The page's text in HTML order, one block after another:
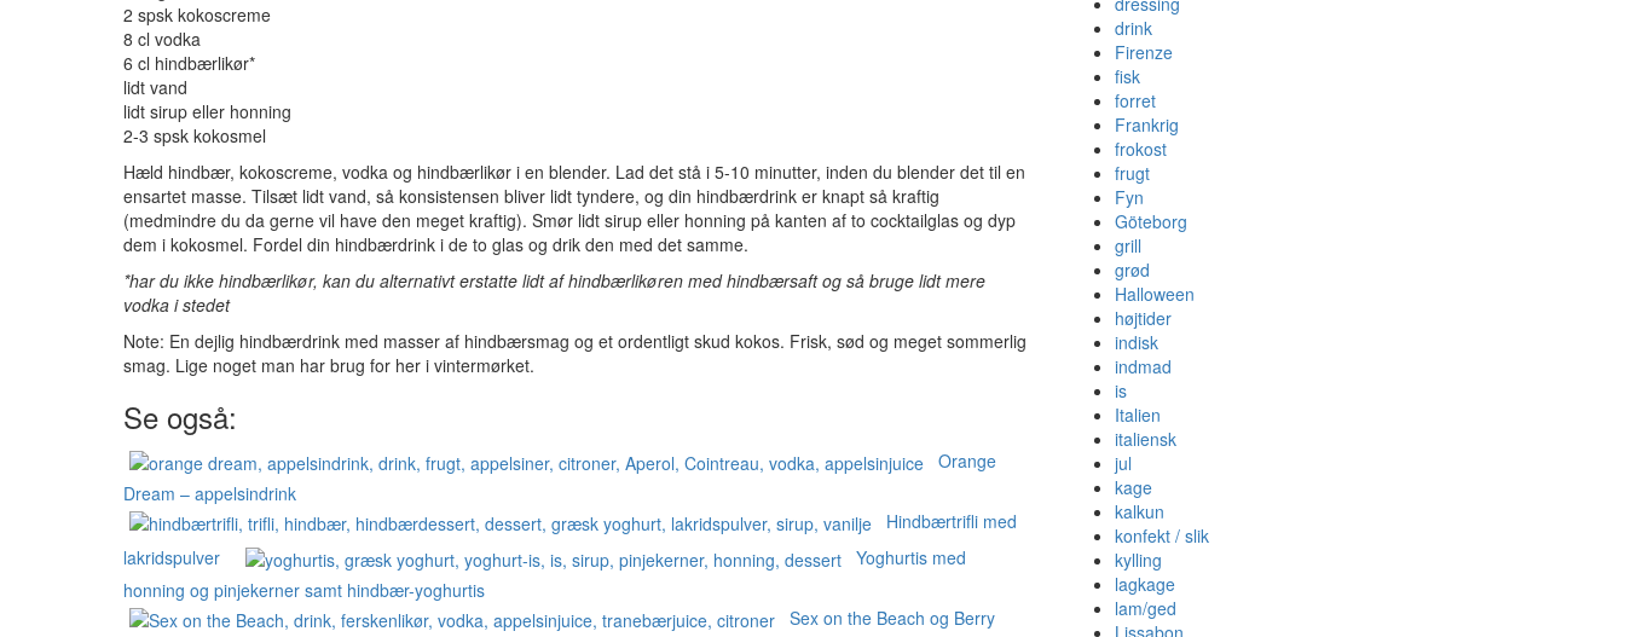
2 spsk kokoscreme
8 cl vodka
6 cl hindbærlikør*
lidt vand
lidt sirup eller honning
2-3 spsk kokosmel
Hæld hindbær, kokoscreme, vodka og hindbærlikør i en blender. Lad det stå i 5-10 minutter, inden du blender det til en
ensartet masse. Tilsæt lidt vand, så konsistensen bliver lidt tyndere, og din hindbærdrink er knapt så kraftig
(medmindre du da gerne vil have den meget kraftig). Smør lidt sirup eller honning på kanten af to cocktailglas og dyp
dem i kokosmel. Fordel din hindbærdrink i de to glas og drik den med det samme.
*har du ikke hindbærlikør, kan du alternativt erstatte lidt af hindbærlikøren med hindbærsaft og så bruge lidt mere
vodka i stedet
Note: En dejlig hindbærdrink med masser af hindbærsmag og et ordentligt skud kokos. Frisk, sød og meget sommerlig
smag. Lige noget man har brug for her i vintermørket.
Se også:
Orange
Dream – appelsindrink
Hindbærtrifli med
lakridspulver
Yoghurtis med
honning og pinjekerner samt hindbær-yoghurtis
Sex on the Beach og Berry
drink
Firenze
fisk
forret
Frankrig
frokost
frugt
Fyn
Göteborg
grill
grød
Halloween
højtider
indisk
indmad
is
Italien
italiensk
jul
kage
kalkun
konfekt / slik
kylling
lagkage
lam/ged
Lissabon